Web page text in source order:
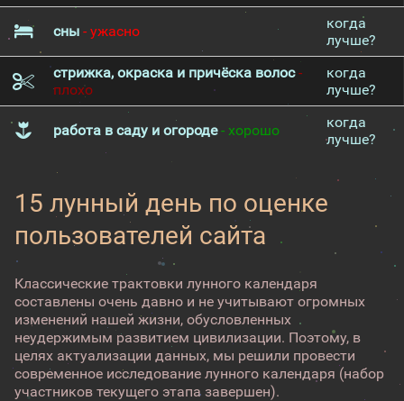
сны - ужасно
когда
лучше?
стрижка, окраска и причёска волос-
плохо
когда
лучше?
работа в саду и огороде- хорошо
когда
лучше?
15 лунный день по оценке
пользователей сайта
Классические трактовки лунного календаря
составлены очень давно и не учитывают огромных
изменений нашей жизни, обусловленных
неудержимым развитием цивилизации. Поэтому, в
целях актуализации данных, мы решили провести
современное исследование лунного календаря (набор
участников текущего этапа завершен).